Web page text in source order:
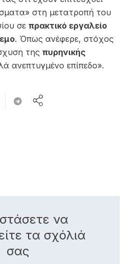
στη μετατροπή του
σε πρακτικό εργαλείο
. Όπως ανέφερε, στόχος
της πυρηνικής
ανεπτυγμένο επίπεδο».
να
τα σχόλιά
σας